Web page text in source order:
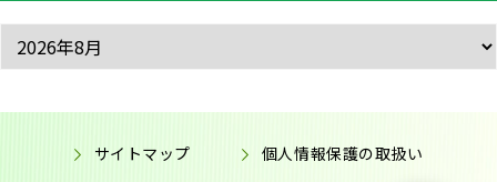
サイトマップ 個人情報保護の取扱い